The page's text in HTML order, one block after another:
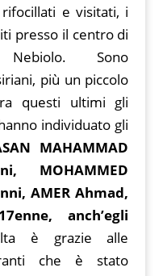
e visitati, i
presso il centro di
Nebiolo. Sono
più un piccolo
questi ultimi gli
individuato gli
MAHAMMAD
MOHAMMED
AMER Ahmad,
anch’egli
è grazie alle
che è stato